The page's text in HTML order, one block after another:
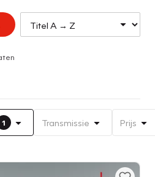
1 Transmissie Prijs